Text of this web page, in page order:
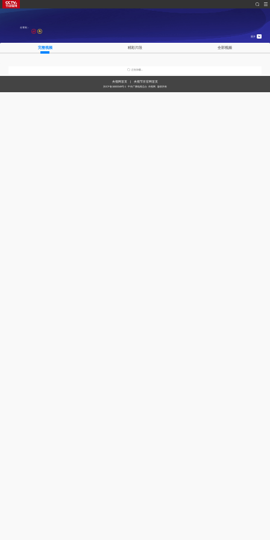
展开
分享到：
完整视频 精彩片段 全部视频
正在加载...
央视网首页 | 央视节目官网首页
京ICP备10003349号-1 中央广播电视总台 央视网 版权所有